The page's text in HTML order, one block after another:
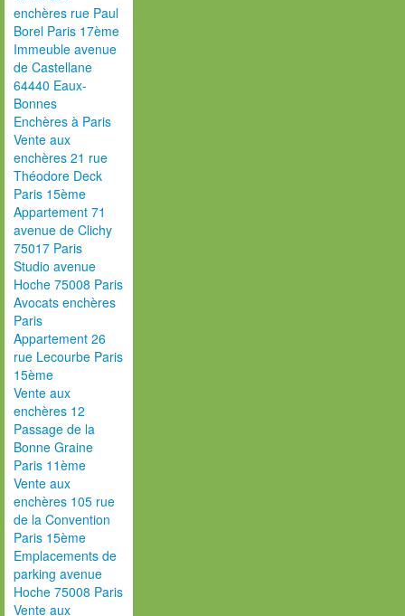
enchères rue Paul
Borel Paris 17ème
Immeuble avenue
de Castellane
64440 Eaux-
Bonnes
Enchères à Paris
Vente aux
enchères 21 rue
Théodore Deck
Paris 15ème
Appartement 71
avenue de Clichy
75017 Paris
Studio avenue
Hoche 75008 Paris
Avocats enchères
Paris
Appartement 26
rue Lecourbe Paris
15ème
Vente aux
enchères 12
Passage de la
Bonne Graine
Paris 11ème
Vente aux
enchères 105 rue
de la Convention
Paris 15ème
Emplacements de
parking avenue
Hoche 75008 Paris
Vente aux